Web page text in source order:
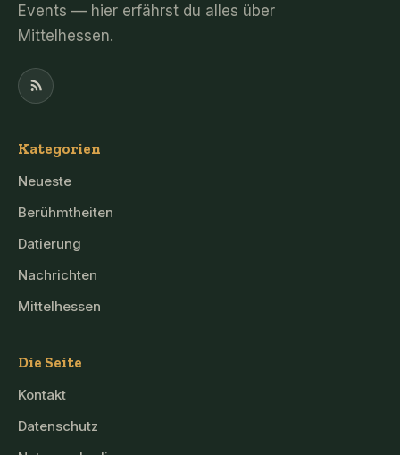
Events — hier erfährst du alles über
Mittelhessen.
Kategorien
Neueste
Berühmtheiten
Datierung
Nachrichten
Mittelhessen
Die Seite
Kontakt
Datenschutz